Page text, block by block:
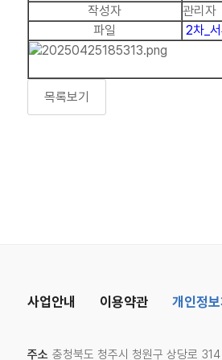
작성자
관리자
파일
2차_
목록보기
사업안내 이용약관 개인정
주소 충청북도 청주시 청원구 상당로